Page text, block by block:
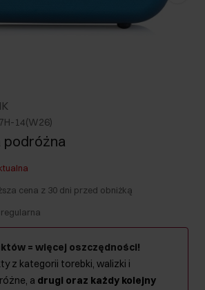
14(W26)
cena z 30 dni przed obniżką
= więcej oszczędności!
z kategorii torebki, walizki i
a drugi oraz każdy kolejny